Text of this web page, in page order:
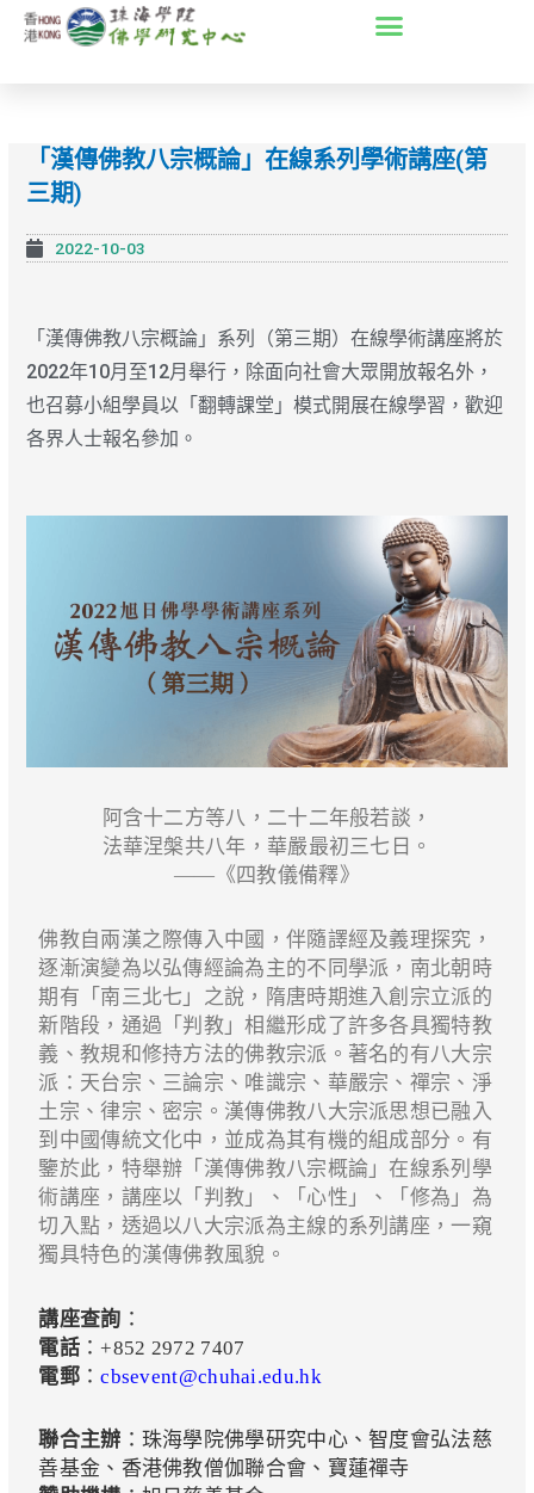
Skip
「漢傳佛教八宗概論」在線系列學術講座(第
三期)
2022-10-03
「漢傳佛教八宗概論」系列（第三期）在線學術講座將於
2022年10月至12月舉行，除面向社會大眾開放報名外，
也召募小組學員以「翻轉課堂」模式開展在線學習，歡迎
各界人士報名參加。
阿含十二方等八，二十二年般若談，
法華涅槃共八年，華嚴最初三七日。
——《四教儀備釋》
佛教自兩漢之際傳入中國，伴隨譯經及義理探究，
逐漸演變為以弘傳經論為主的不同學派，南北朝時
期有「南三北七」之說，隋唐時期進入創宗立派的
新階段，通過「判教」相繼形成了許多各具獨特教
義、教規和修持方法的佛教宗派。著名的有八大宗
派：天台宗、三論宗、唯識宗、華嚴宗、禪宗、淨
土宗、律宗、密宗。漢傳佛教八大宗派思想已融入
到中國傳統文化中，並成為其有機的組成部分。有
鑒於此，特舉辦「漢傳佛教八宗概論」在線系列學
術講座，講座以「判教」、「心性」、「修為」為
切入點，透過以八大宗派為主線的系列講座，一窺
獨具特色的漢傳佛教風貌。
講座查詢 ：
電話：+852 2972 7407
電郵：cbsevent@chuhai.edu.hk
聯合主辦 ：珠海學院佛學研究中心、智度會弘法慈
善基金、香港佛教僧伽聯合會、寶蓮禪寺